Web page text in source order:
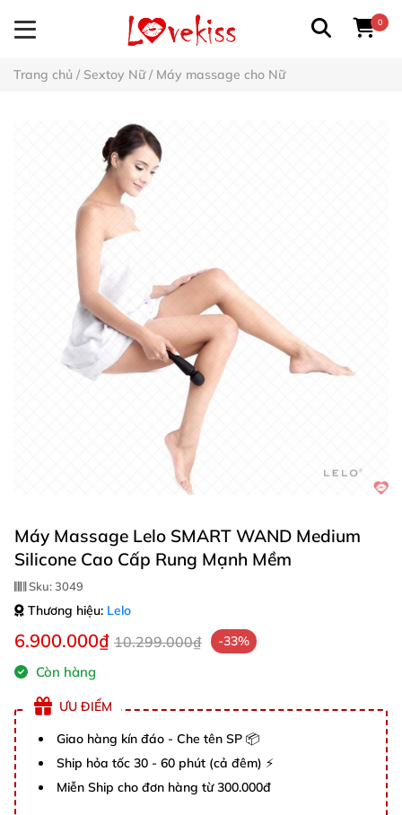
0
Trang chủ / Sextoy Nữ/ Máy massage cho Nữ
Máy Massage Lelo SMART WAND Medium
Silicone Cao Cấp Rung Mạnh Mềm
Sku:3049
Thương hiệu: Lelo
6.900.000₫ 10.299.000₫ -33%
Còn hàng
ƯU ĐIỂM
Giao hàng kín đáo - Che tên SP 📦
Ship hỏa tốc 30 - 60 phút (cả đêm) ⚡
Miễn Ship cho đơn hàng từ 300.000đ